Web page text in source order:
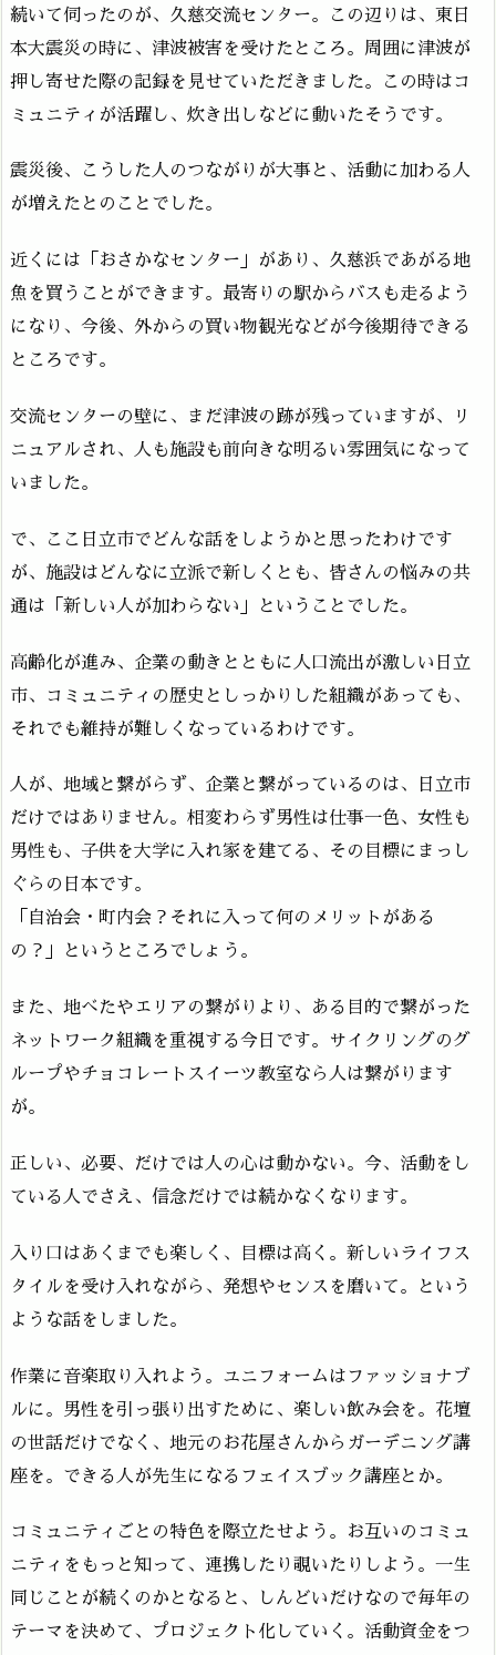
続いて伺ったのが、久慈交流センター。この辺りは、東日
本大震災の時に、津波被害を受けたところ。周囲に津波が
押し寄せた際の記録を見せていただきました。この時はコ
ミュニティが活躍し、炊き出しなどに動いたそうです。
震災後、こうした人のつながりが大事と、活動に加わる人
が増えたとのことでした。
近くには「おさかなセンター」があり、久慈浜であがる地
魚を買うことができます。最寄りの駅からバスも走るよう
になり、今後、外からの買い物観光などが今後期待できる
ところです。
交流センターの壁に、まだ津波の跡が残っていますが、リ
ニュアルされ、人も施設も前向きな明るい雰囲気になって
いました。
で、ここ日立市でどんな話をしようかと思ったわけです
が、施設はどんなに立派で新しくとも、皆さんの悩みの共
通は「新しい人が加わらない」ということでした。
高齢化が進み、企業の動きとともに人口流出が激しい日立
市、コミュニティの歴史としっかりした組織があっても、
それでも維持が難しくなっているわけです。
人が、地域と繋がらず、企業と繋がっているのは、日立市
だけではありません。相変わらず男性は仕事一色、女性も
男性も、子供を大学に入れ家を建てる、その目標にまっし
ぐらの日本です。
「自治会・町内会？それに入って何のメリットがある
の？」というところでしょう。
また、地べたやエリアの繋がりより、ある目的で繋がった
ネットワーク組織を重視する今日です。サイクリングのグ
ループやチョコレートスイーツ教室なら人は繋がります
が。
正しい、必要、だけでは人の心は動かない。今、活動をし
ている人でさえ、信念だけでは続かなくなります。
入り口はあくまでも楽しく、目標は高く。新しいライフス
タイルを受け入れながら、発想やセンスを磨いて。という
ような話をしました。
作業に音楽取り入れよう。ユニフォームはファッショナブ
ルに。男性を引っ張り出すために、楽しい飲み会を。花壇
の世話だけでなく、地元のお花屋さんからガーデニング講
座を。できる人が先生になるフェイスブック講座とか。
コミュニティごとの特色を際立たせよう。お互いのコミュ
ニティをもっと知って、連携したり覗いたりしよう。一生
同じことが続くのかとなると、しんどいだけなので毎年の
テーマを決めて、プロジェクト化していく。活動資金をつ